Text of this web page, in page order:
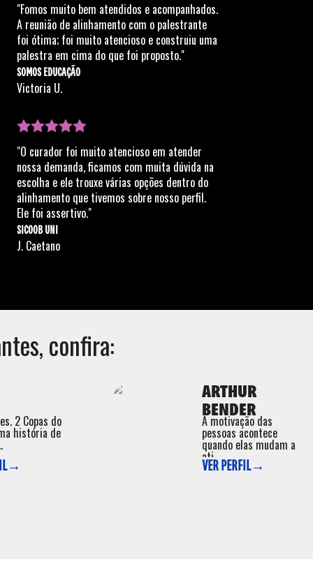
"Fomos muito bem atendidos e acompanhados.
A reunião de alinhamento com o palestrante
foi ótima; foi muito atencioso e construiu uma
palestra em cima do que foi proposto."
SOMOS EDUCAÇÃO
Victoria U.
"O curador foi muito atencioso em atender
nossa demanda, ficamos com muita dúvida na
escolha e ele trouxe várias opções dentro do
alinhamento que tivemos sobre nosso perfil.
Ele foi assertivo."
SICOOB UNI
J. Caetano
confira:
2 Copas do
história de
ARTHUR
BENDER
A motivação das
pessoas acontece
quando elas mudam a
ati ...
VER PERFIL→